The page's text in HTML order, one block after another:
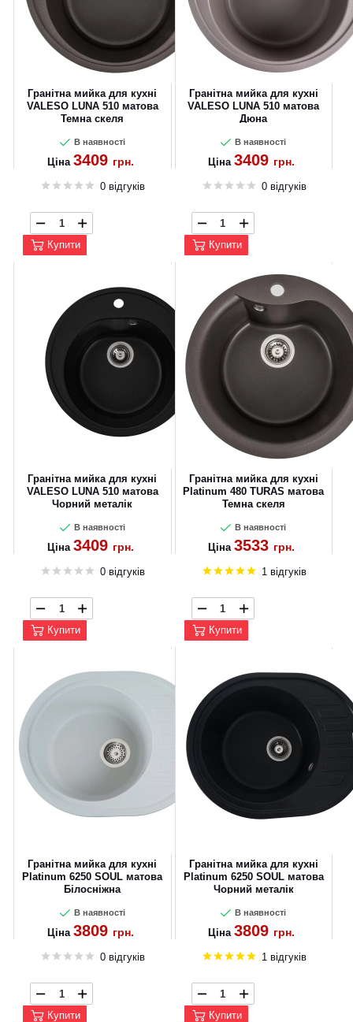
Гранітна мийка для кухні
VALESO LUNA 510 матова
Темна скеля
В наявності
Ціна 3409 грн.
0 відгуків
Купити
Гранітна мийка для кухні
VALESO LUNA 510 матова
Дюна
В наявності
Ціна 3409 грн.
0 відгуків
Купити
Гранітна мийка для кухні
VALESO LUNA 510 матова
Чорний металік
В наявності
Ціна 3409 грн.
0 відгуків
Купити
Гранітна мийка для кухні
Platinum 480 TURAS матова
Темна скеля
В наявності
Ціна 3533 грн.
1 відгуків
Купити
Гранітна мийка для кухні
Platinum 6250 SOUL матова
Білосніжна
В наявності
Ціна 3809 грн.
0 відгуків
Купити
Гранітна мийка для кухні
Platinum 6250 SOUL матова
Чорний металік
В наявності
Ціна 3809 грн.
1 відгуків
Купити